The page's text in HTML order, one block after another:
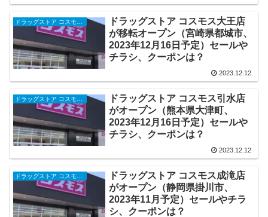
ドラッグストア コスモス大王店
が移転オープン（宮崎県都城市、
2023年12月16日予定）セールや
チラシ、クーポンは？
2023.12.12
ドラッグストア コスモス引水店
がオープン（熊本県大津町、
2023年12月16日予定）セールや
チラシ、クーポンは？
2023.12.12
ドラッグストア コスモス成滝店
がオープン（静岡県掛川市、
2023年11月予定）セールやチラ
シ、クーポンは？